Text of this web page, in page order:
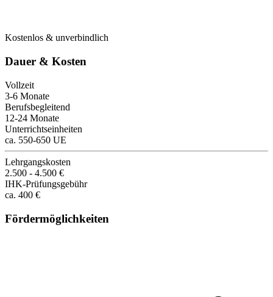
Kostenlos & unverbindlich
Dauer & Kosten
Vollzeit
3-6 Monate
Berufsbegleitend
12-24 Monate
Unterrichtseinheiten
ca. 550-650 UE
Lehrgangskosten
2.500 - 4.500 €
IHK-Prüfungsgebühr
ca. 400 €
Fördermöglichkeiten